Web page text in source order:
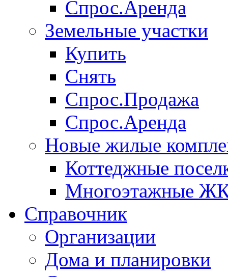
Спрос.Аренда
Земельные участки
Купить
Снять
Спрос.Продажа
Спрос.Аренда
Новые жилые
Коттеджные
Многоэтажные
Справочник
Организации
Дома и планировки